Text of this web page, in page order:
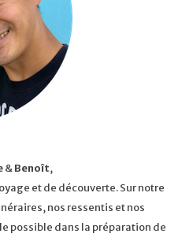
&Benoît,
et de découverte. Sur notre
nos ressentis et nos
possible dans la préparation de